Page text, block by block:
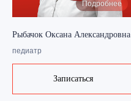
Подробнее
Рыбачок Оксана Александровна
педиатр
Записаться